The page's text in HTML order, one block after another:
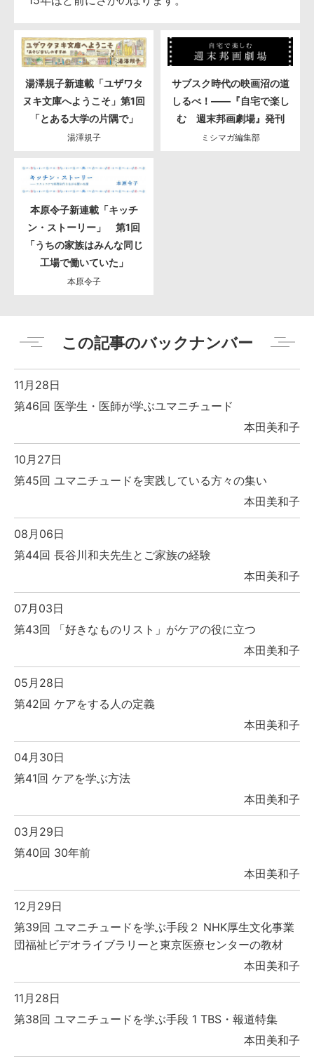
湯澤規子新連載「ユザワタ
ヌキ文庫へようこそ」第1回
「とある大学の片隅で」
湯澤規子
サブスク時代の映画沼の道
しるべ！――『自宅で楽し
む 週末邦画劇場』発刊
ミシマガ編集部
本原令子新連載「キッチ
ン・ストーリー」 第1回
「うちの家族はみんな同じ
工場で働いていた」
本原令子
この記事のバックナンバー
11月28日
第46回 医学生・医師が学ぶユマニチュード
本田美和子
10月27日
第45回 ユマニチュードを実践している方々の集い
本田美和子
08月06日
第44回 長谷川和夫先生とご家族の経験
本田美和子
07月03日
第43回 「好きなものリスト」がケアの役に立つ
本田美和子
05月28日
第42回 ケアをする人の定義
本田美和子
04月30日
第41回 ケアを学ぶ方法
本田美和子
03月29日
第40回 30年前
本田美和子
12月29日
第39回 ユマニチュードを学ぶ手段２ NHK厚生文化事業
団福祉ビデオライブラリーと東京医療センターの教材
本田美和子
11月28日
第38回 ユマニチュードを学ぶ手段 1 TBS・報道特集
本田美和子